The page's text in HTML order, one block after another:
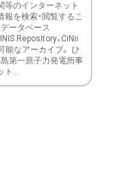
等のインターネット
を検索・閲覧するこ
ータベース
INIS Repository、CiNii
能なアーカイブ。 ひ
第一原子力発電所事
ト...